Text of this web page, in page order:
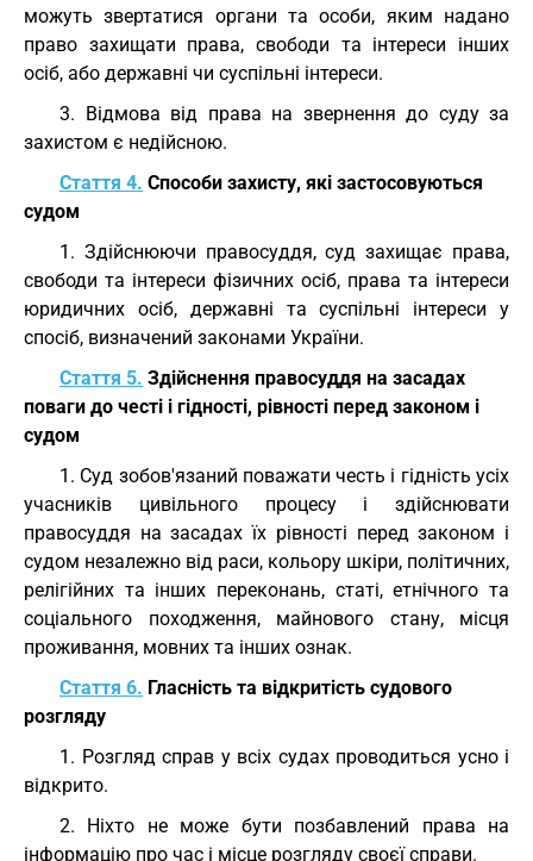
можуть звертатися органи та особи, яким надано
право захищати права, свободи та інтереси інших
осіб, або державні чи суспільні інтереси.
3. Відмова від права на звернення до суду за
захистом є недійсною.
Стаття 4. Способи захисту, які застосовуються
судом
1. Здійснюючи правосуддя, суд захищає права,
свободи та інтереси фізичних осіб, права та інтереси
юридичних осіб, державні та суспільні інтереси у
спосіб, визначений законами України.
Стаття 5. Здійснення правосуддя на засадах
поваги до честі і гідності, рівності перед законом і
судом
1. Суд зобов'язаний поважати честь і гідність усіх
учасників цивільного процесу і здійснювати
правосуддя на засадах їх рівності перед законом і
судом незалежно від раси, кольору шкіри, політичних,
релігійних та інших переконань, статі, етнічного та
соціального походження, майнового стану, місця
проживання, мовних та інших ознак.
Стаття 6. Гласність та відкритість судового
розгляду
1. Розгляд справ у всіх судах проводиться усно і
відкрито.
2. Ніхто не може бути позбавлений права на
інформацію про час і місце розгляду своєї справи.